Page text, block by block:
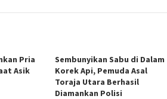
Pria
Asik
Sembunyikan Sabu di Dalam
Korek Api, Pemuda Asal
Toraja Utara Berhasil
Diamankan Polisi